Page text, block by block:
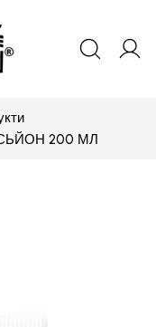
200 МЛ